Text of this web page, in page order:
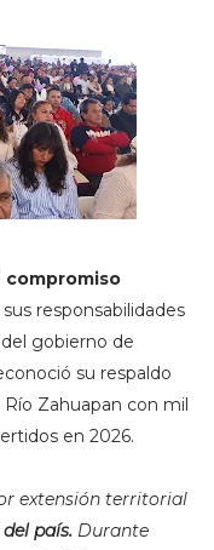
compromiso
responsabilidades
gobierno de
su respaldo
Zahuapan con mil
en 2026.
extensión territorial
país.Durante